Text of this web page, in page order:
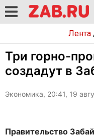
Лента
Три горно-
создадут в
Экономика, 20:41, 19
Правительство